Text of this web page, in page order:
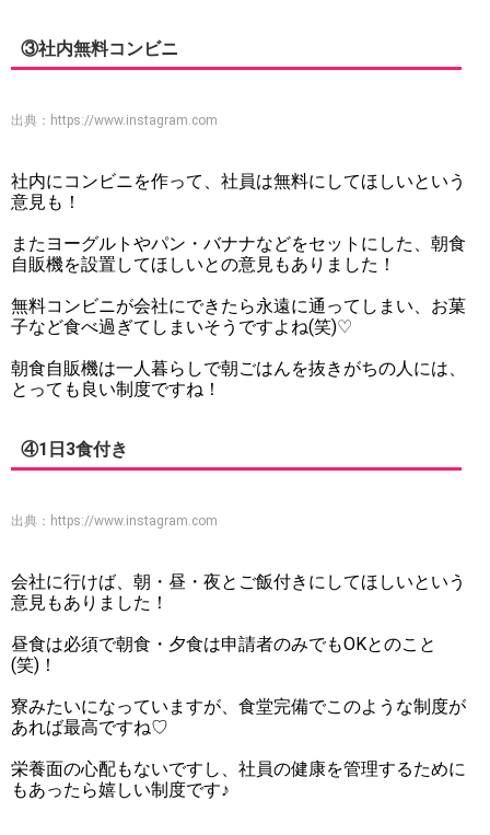
③社内無料コンビニ
出典： https://www.instagram.com
社内にコンビニを作って、社員は無料にしてほしいという
意見も！
またヨーグルトやパン・バナナなどをセットにした、朝食
自販機を設置してほしいとの意見もありました！
無料コンビニが会社にできたら永遠に通ってしまい、お菓
子など食べ過ぎてしまいそうですよね(笑)♡
朝食自販機は一人暮らしで朝ごはんを抜きがちの人には、
とっても良い制度ですね！
④1日3食付き
出典： https://www.instagram.com
会社に行けば、朝・昼・夜とご飯付きにしてほしいという
意見もありました！
昼食は必須で朝食・夕食は申請者のみでもOKとのこと
(笑)！
寮みたいになっていますが、食堂完備でこのような制度が
あれば最高ですね♡
栄養面の心配もないですし、社員の健康を管理するために
もあったら嬉しい制度です♪